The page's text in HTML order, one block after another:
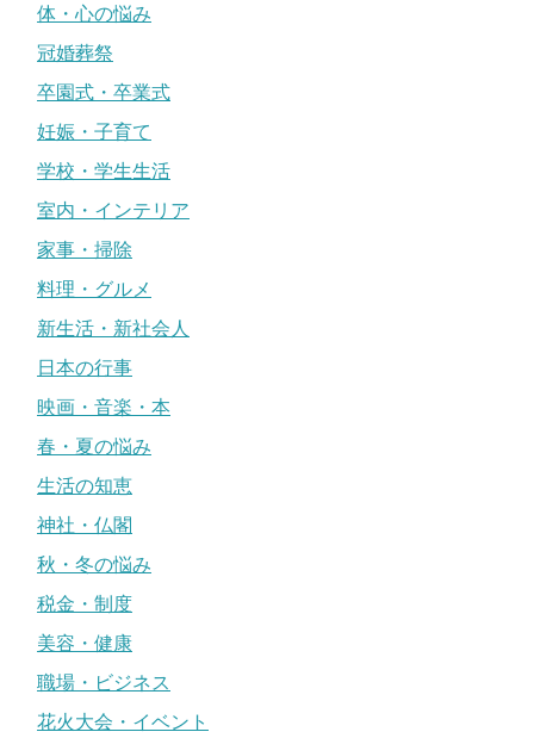
体・心の悩み
冠婚葬祭
卒園式・卒業式
妊娠・子育て
学校・学生生活
室内・インテリア
家事・掃除
料理・グルメ
新生活・新社会人
日本の行事
映画・音楽・本
春・夏の悩み
生活の知恵
神社・仏閣
秋・冬の悩み
税金・制度
美容・健康
職場・ビジネス
花火大会・イベント